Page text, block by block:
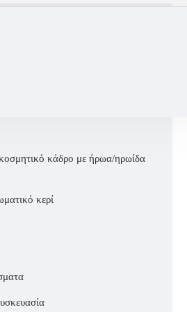
για κορίτσια με
αγαπημένης σας βαπτιστήρας.
κάδρο με ήρωα/ηρωίδα
κερί